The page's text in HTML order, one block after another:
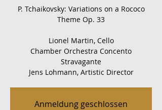
P. Tchaikovsky: Variations on a Rococo
Theme Op. 33
Lionel Martin, Cello
Chamber Orchestra Concento
Stravagante
Jens Lohmann, Artistic Director
Anmeldung geschlossen